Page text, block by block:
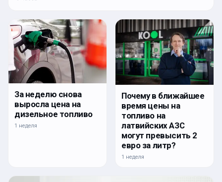
За неделю снова
выросла цена на
дизельное топливо
1 неделя
Почему в ближайшее
время цены на
топливо на
латвийских АЗС
могут превысить 2
евро за литр?
1 неделя